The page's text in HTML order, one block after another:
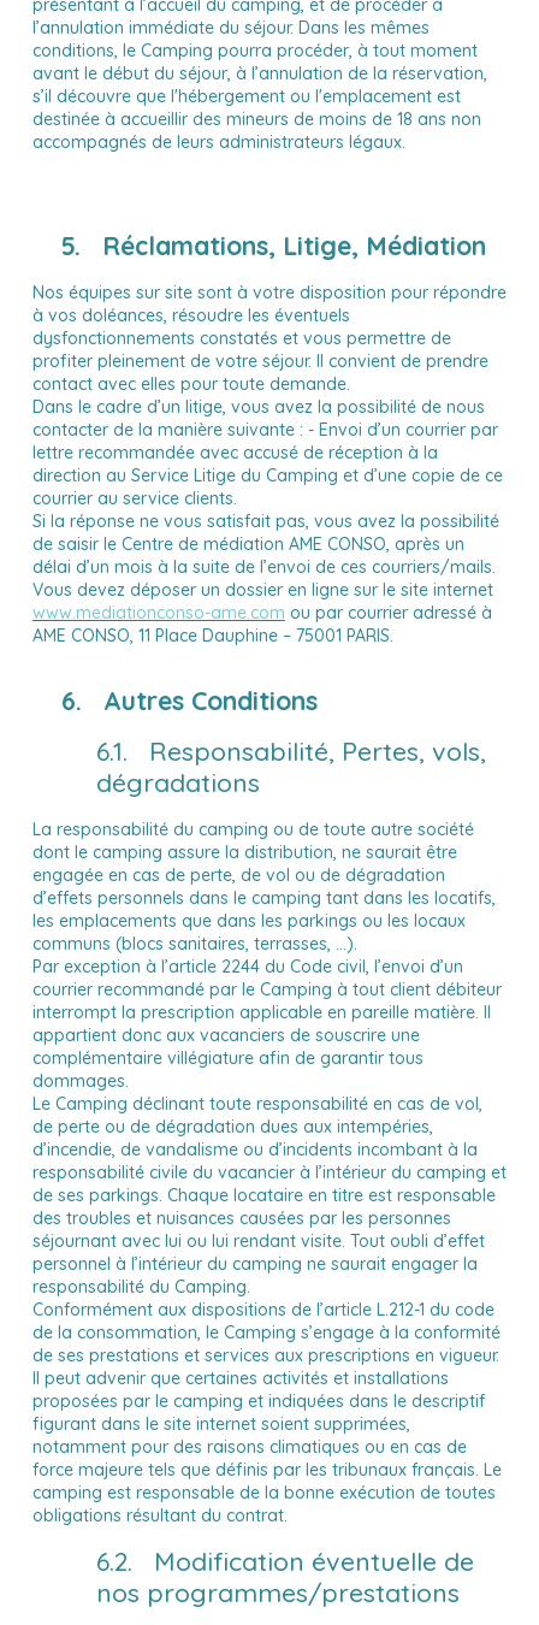
présentant à l’accueil du camping, et de procéder à
l’annulation immédiate du séjour. Dans les mêmes
conditions, le Camping pourra procéder, à tout moment
avant le début du séjour, à l’annulation de la réservation,
s’il découvre que l'hébergement ou l'emplacement est
destinée à accueillir des mineurs de moins de 18 ans non
accompagnés de leurs administrateurs légaux.
5. Réclamations, Litige, Médiation
Nos équipes sur site sont à votre disposition pour répondre
à vos doléances, résoudre les éventuels
dysfonctionnements constatés et vous permettre de
profiter pleinement de votre séjour. Il convient de prendre
contact avec elles pour toute demande.
Dans le cadre d’un litige, vous avez la possibilité de nous
contacter de la manière suivante : - Envoi d’un courrier par
lettre recommandée avec accusé de réception à la
direction au Service Litige du Camping et d’une copie de ce
courrier au service clients.
Si la réponse ne vous satisfait pas, vous avez la possibilité
de saisir le Centre de médiation AME CONSO, après un
délai d’un mois à la suite de l’envoi de ces courriers/mails.
Vous devez déposer un dossier en ligne sur le site internet
www.mediationconso-ame.com ou par courrier adressé à
AME CONSO, 11 Place Dauphine – 75001 PARIS.
6. Autres Conditions
6.1. Responsabilité, Pertes, vols,
dégradations
La responsabilité du camping ou de toute autre société
dont le camping assure la distribution, ne saurait être
engagée en cas de perte, de vol ou de dégradation
d’effets personnels dans le camping tant dans les locatifs,
les emplacements que dans les parkings ou les locaux
communs (blocs sanitaires, terrasses, …).
Par exception à l’article 2244 du Code civil, l’envoi d’un
courrier recommandé par le Camping à tout client débiteur
interrompt la prescription applicable en pareille matière. Il
appartient donc aux vacanciers de souscrire une
complémentaire villégiature afin de garantir tous
dommages.
Le Camping déclinant toute responsabilité en cas de vol,
de perte ou de dégradation dues aux intempéries,
d’incendie, de vandalisme ou d’incidents incombant à la
responsabilité civile du vacancier à l’intérieur du camping et
de ses parkings. Chaque locataire en titre est responsable
des troubles et nuisances causées par les personnes
séjournant avec lui ou lui rendant visite. Tout oubli d’effet
personnel à l’intérieur du camping ne saurait engager la
responsabilité du Camping.
Conformément aux dispositions de l’article L.212-1 du code
de la consommation, le Camping s’engage à la conformité
de ses prestations et services aux prescriptions en vigueur.
Il peut advenir que certaines activités et installations
proposées par le camping et indiquées dans le descriptif
figurant dans le site internet soient supprimées,
notamment pour des raisons climatiques ou en cas de
force majeure tels que définis par les tribunaux français. Le
camping est responsable de la bonne exécution de toutes
obligations résultant du contrat.
6.2. Modification éventuelle de
nos programmes/prestations